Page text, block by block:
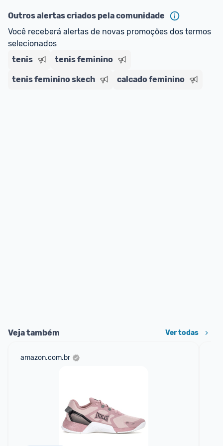
ou MercadoLíder Platinum.
E lembre-se: você sempre pode contar ajuda da
comunidade para tirar dúvidas ou acionar os
nossos Admins marcando @admin
Outros alertas criados pela comunidade
Você receberá alertas de novas promoções dos termos
selecionados
tenis
tenis feminino
tenis feminino skech calcado feminino
Veja também Ver todas
amazon.com.br